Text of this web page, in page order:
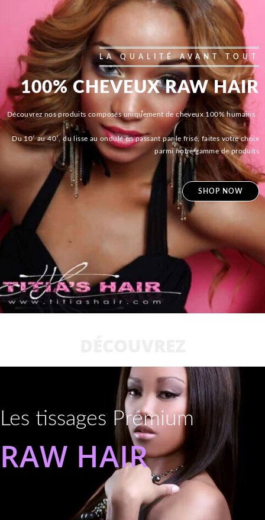
LA QUALITÉ AVANT TOUT
100% CHEVEUX RAW HAIR
Découvrez nos produits composés uniquement de cheveux 100% humains.
Du 10′ au 40′, du lisse au ondulé en passant par le frisé, faites votre choix
parmi notre gamme de produits
SHOP NOW
Les tissages Premium
RAW HAIR